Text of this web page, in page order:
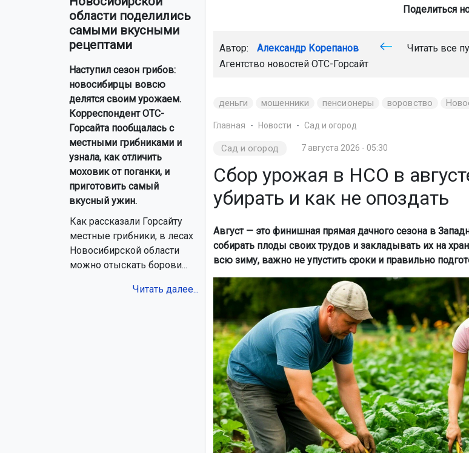
области поделились
самыми вкусными
рецептами
Наступил сезон грибов:
новосибирцы вовсю
делятся своим урожаем.
Корреспондент ОТС-
Горсайта пообщалась с
местными грибниками и
узнала, как отличить
моховик от поганки, и
приготовить самый
вкусный ужин.
Как рассказали Горсайту
местные грибники, в лесах
Новосибирской области
можно отыскать борови...
Читать далее...
Поделиться
Автор: Александр Корепанов
Читать все
Агентство новостей ОТС-Горсайт
деньги мошенники пенсионеры воровство
Главная Новости Сад и огород
Сад и огород 7 августа 2026 - 05:30
Сбор урожая в НСО в
убирать и как не опоздать
Август — это финишная прямая дачного сезона в
собирать плоды своих трудов и закладывать их на
всю зиму, важно не упустить сроки и правильно